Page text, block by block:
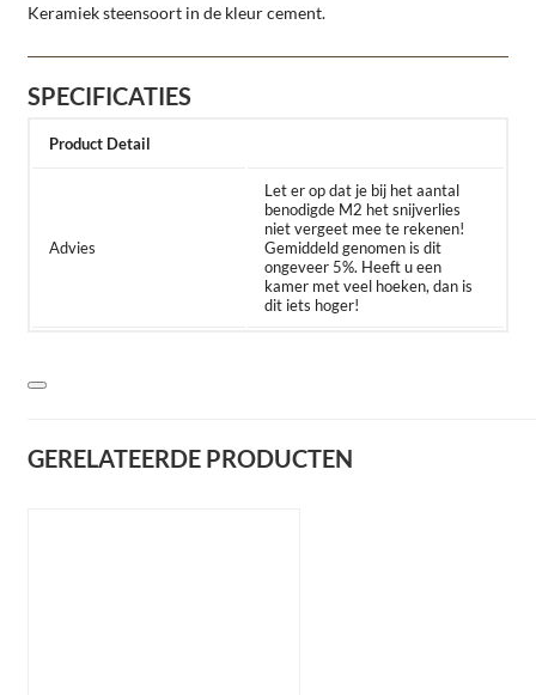
Keramiek steensoort in de kleur cement.
SPECIFICATIES
Product Detail
Advies
Let er op dat je bij het aantal
benodigde M2 het snijverlies
niet vergeet mee te rekenen!
Gemiddeld genomen is dit
ongeveer 5%. Heeft u een
kamer met veel hoeken, dan is
dit iets hoger!
GERELATEERDE PRODUCTEN